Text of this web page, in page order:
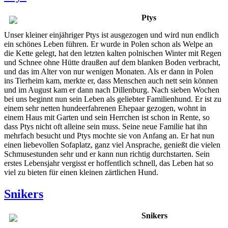
Ptys
Unser kleiner einjähriger Ptys ist ausgezogen und wird nun endlich
ein schönes Leben führen. Er wurde in Polen schon als Welpe an
die Kette gelegt, hat den letzten kalten polnischen Winter mit Regen
und Schnee ohne Hütte draußen auf dem blanken Boden verbracht,
und das im Alter von nur wenigen Monaten. Als er dann in Polen
ins Tierheim kam, merkte er, dass Menschen auch nett sein können
und im August kam er dann nach Dillenburg. Nach sieben Wochen
bei uns beginnt nun sein Leben als geliebter Familienhund. Er ist zu
einem sehr netten hundeerfahrenen Ehepaar gezogen, wohnt in
einem Haus mit Garten und sein Herrchen ist schon in Rente, so
dass Ptys nicht oft alleine sein muss. Seine neue Familie hat ihn
mehrfach besucht und Ptys mochte sie von Anfang an. Er hat nun
einen liebevollen Sofaplatz, ganz viel Ansprache, genießt die vielen
Schmusestunden sehr und er kann nun richtig durchstarten. Sein
erstes Lebensjahr vergisst er hoffentlich schnell, das Leben hat so
viel zu bieten für einen kleinen zärtlichen Hund.
Snikers
Snikers